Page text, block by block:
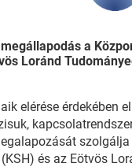
a
Loránd
elérése érdekében
és az Eötvös